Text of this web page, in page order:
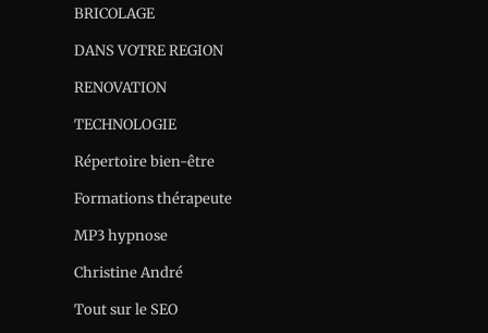
BRICOLAGE
DANS VOTRE REGION
RENOVATION
TECHNOLOGIE
Répertoire bien-être
Formations thérapeute
MP3 hypnose
Christine André
Tout sur le SEO